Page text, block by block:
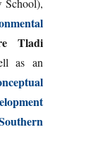
School),
Tladi
as an